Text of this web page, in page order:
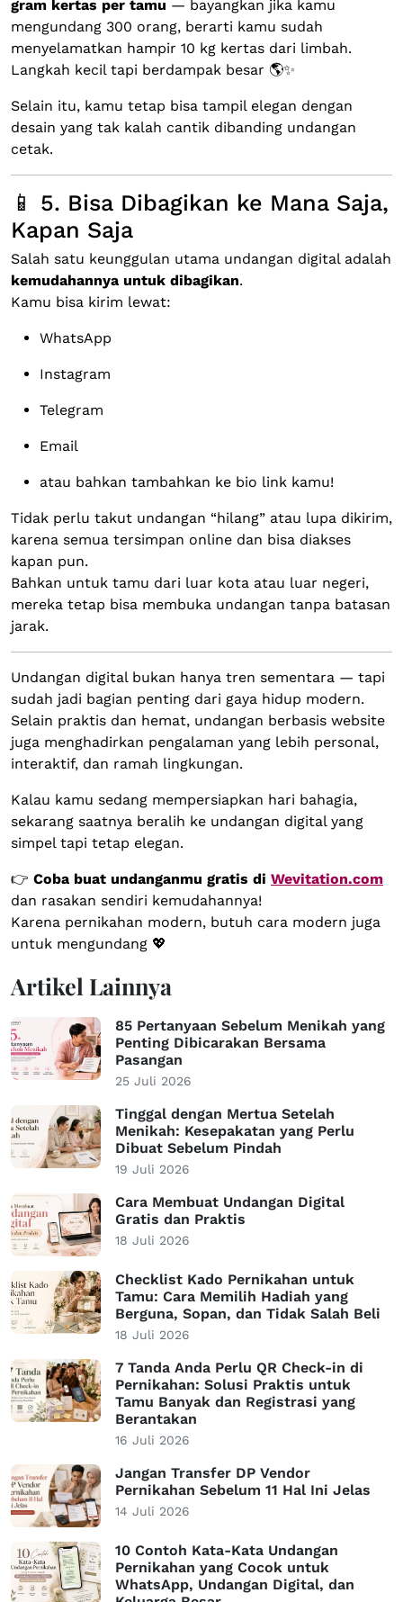
gram kertas per tamu — bayangkan jika kamu
mengundang 300 orang, berarti kamu sudah
menyelamatkan hampir 10 kg kertas dari limbah.
Langkah kecil tapi berdampak besar 🌎✨
Selain itu, kamu tetap bisa tampil elegan dengan
desain yang tak kalah cantik dibanding undangan
cetak.
📱 5. Bisa Dibagikan ke Mana Saja,
Kapan Saja
Salah satu keunggulan utama undangan digital adalah
kemudahannya untuk dibagikan.
Kamu bisa kirim lewat:
WhatsApp
Instagram
Telegram
Email
atau bahkan tambahkan ke bio link kamu!
Tidak perlu takut undangan “hilang” atau lupa dikirim,
karena semua tersimpan online dan bisa diakses
kapan pun.
Bahkan untuk tamu dari luar kota atau luar negeri,
mereka tetap bisa membuka undangan tanpa batasan
jarak.
Undangan digital bukan hanya tren sementara — tapi
sudah jadi bagian penting dari gaya hidup modern.
Selain praktis dan hemat, undangan berbasis website
juga menghadirkan pengalaman yang lebih personal,
interaktif, dan ramah lingkungan.
Kalau kamu sedang mempersiapkan hari bahagia,
sekarang saatnya beralih ke undangan digital yang
simpel tapi tetap elegan.
👉 Coba buat undanganmu gratis di Wevitation.com
dan rasakan sendiri kemudahannya!
Karena pernikahan modern, butuh cara modern juga
untuk mengundang 💖
Artikel Lainnya
85 Pertanyaan Sebelum Menikah yang
Penting Dibicarakan Bersama
Pasangan
25 Juli 2026
Tinggal dengan Mertua Setelah
Menikah: Kesepakatan yang Perlu
Dibuat Sebelum Pindah
19 Juli 2026
Cara Membuat Undangan Digital
Gratis dan Praktis
18 Juli 2026
Checklist Kado Pernikahan untuk
Tamu: Cara Memilih Hadiah yang
Berguna, Sopan, dan Tidak Salah Beli
18 Juli 2026
7 Tanda Anda Perlu QR Check-in di
Pernikahan: Solusi Praktis untuk
Tamu Banyak dan Registrasi yang
Berantakan
16 Juli 2026
Jangan Transfer DP Vendor
Pernikahan Sebelum 11 Hal Ini Jelas
14 Juli 2026
10 Contoh Kata-Kata Undangan
Pernikahan yang Cocok untuk
WhatsApp, Undangan Digital, dan